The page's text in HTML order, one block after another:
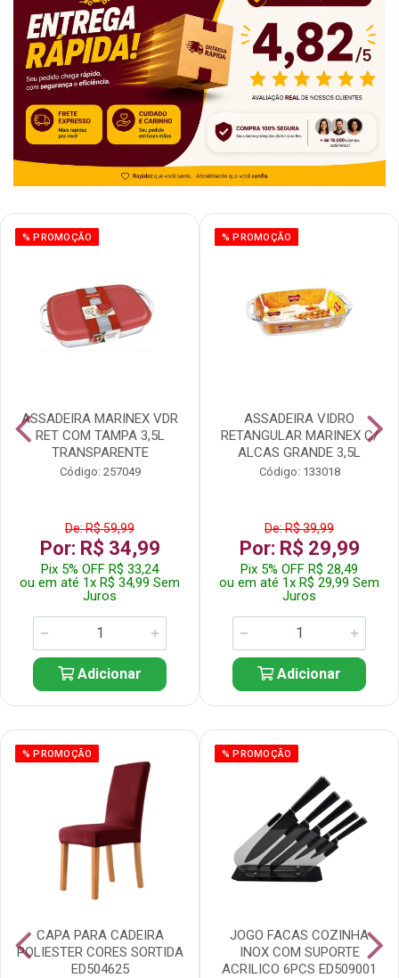
% PROMOÇÃO
ASSADEIRA MARINEX VDR
RET COM TAMPA 3,5L
TRANSPARENTE
Código: 257049
De: R$ 59,99
Por: R$ 34,99
Pix 5% OFF R$ 33,24
ou em até 1x R$ 34,99 Sem
Juros
Adicionar
% PROMOÇÃO
ASSADEIRA VIDRO
RETANGULAR MARINEX C/
ALCAS GRANDE 3,5L
Código: 133018
De: R$ 39,99
Por: R$ 29,99
Pix 5% OFF R$ 28,49
ou em até 1x R$ 29,99 Sem
Juros
Adicionar
% PROMOÇÃO
CAPA PARA CADEIRA
POLIESTER CORES SORTIDA
ED504625
% PROMOÇÃO
JOGO FACAS COZINHA
INOX COM SUPORTE
ACRILICO 6PCS ED509001